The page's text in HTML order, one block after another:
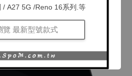
/ A27 5G /Reno 16系列.等
覽 最新型號款式